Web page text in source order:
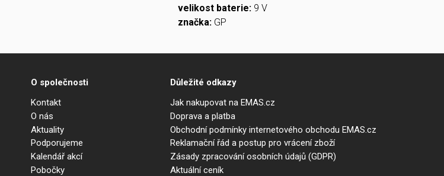
velikost baterie: 9 V
značka: GP
O společnosti
Kontakt
O nás
Aktuality
Podporujeme
Kalendář akcí
Pobočky
Důležité odkazy
Jak nakupovat na EMAS.cz
Doprava a platba
Obchodní podmínky internetového obchodu EMAS.cz
Reklamační řád a postup pro vrácení zboží
Zásady zpracování osobních údajů (GDPR)
Aktuální ceník